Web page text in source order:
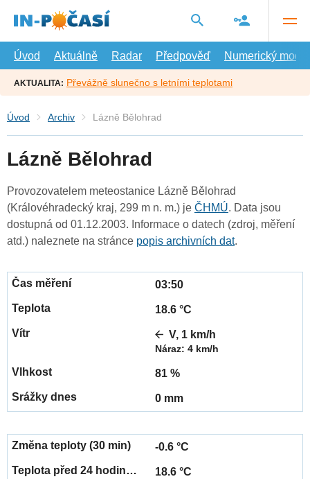
hlavní
Úvod
Aktuálně Radar Předpověď Numerický model
AKTUALITA: Převážně slunečno s letními teplotami
Úvod Archiv Lázně Bělohrad
Lázně Bělohrad
Provozovatelem meteostanice Lázně Bělohrad
(Královéhradecký kraj, 299 m n. m.) je ČHMÚ. Data jsou
dostupná od 01.12.2003. Informace o datech (zdroj, měření
atd.) naleznete na stránce popis archivních dat.
03:50
18.6 °C
V, 1 km/h
Náraz: 4 km/h
81 %
0 mm
-0.6 °C
18.6 °C